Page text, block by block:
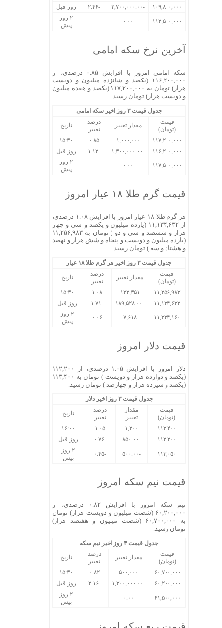
۱۰۹,۸۰۰,۰۰۰
-۲,۷۰۰,۰۰۰.۰۰ -۲.۴۶ روز قبل
۱۱۲,۵۰۰,۰۰۰ ۰.۰۰
۲ روز
پیش
آخرین نرخ سکه امامی
سکه امامی امروز با افزایش ۰.۸۵ درصدی، از
۱۱۶,۲۰۰,۰۰۰ (یکصد و شانزده میلیون و دویست
هزار) تومان به ۱۱۷,۲۰۰,۰۰۰ (یکصد و هفده میلیون
و دویست هزار) تومان رسید.
جدول قیمت ۳ روز اخیر سکه امامی
قیمت
(تومان)
مقدار تغییر
درصد
تغییر
تاریخ
۱۱۷,۲۰۰,۰۰۰ ۱,۰۰۰,۰۰۰ ۰.۸۵
۱۵:۳۰
۱۱۶,۲۰۰,۰۰۰
-۱,۳۰۰,۰۰۰.۰۰ -۱.۱۲ روز قبل
۱۱۷,۵۰۰,۰۰۰ ۰.۰۰
۲ روز
پیش
قیمت گرم طلا ۱۸ عیار امروز
هر گرم طلا ۱۸ عیار امروز با افزایش ۱.۰۸ درصدی،
از ۱۱,۱۳۴,۶۳۲ (یازده میلیون و یکصد و سی و چهار
هزار و ششصد و سی و دو ) تومان به ۱۱,۲۵۶,۹۸۳
(یازده میلیون و دویست و پنجاه و شش هزار و نهصد
و هشتاد و سه ) تومان رسید.
جدول قیمت ۳ روز اخیر هر گرم طلا ۱۸ عیار
قیمت
(تومان)
مقدار تغییر
درصد
تغییر
تاریخ
۱۱,۲۵۶,۹۸۳ ۱۲۲,۳۵۱ ۱.۰۸
۱۵:۳۰
۱۱,۱۳۴,۶۳۲
-۱۸۹,۵۲۸.۰۰ -۱.۷۱ روز قبل
۱۱,۳۲۴,۱۶۰ ۷,۶۱۸ ۰.۰۶
۲ روز
پیش
قیمت دلار امروز
دلار امروز با افزایش ۱.۰۵ درصدی، از ۱۱۲,۲۰۰
(یکصد و دوازده هزار و دویست ) تومان به ۱۱۳,۴۰۰
(یکصد و سیزده هزار و چهارصد ) تومان رسید.
جدول قیمت ۳ روز اخیر دلار
قیمت
(تومان)
مقدار
تغییر
درصد
تغییر
تاریخ
۱۱۳,۴۰۰ ۱,۲۰۰ ۱.۰۵
۱۶:۰۰
۱۱۲,۲۰۰
-۸۵۰.۰۰ -۰.۷۶ روز قبل
۱۱۳,۰۵۰ -۵۰۰.۰۰ -۰.۴۵
۲ روز
پیش
قیمت نیم سکه امروز
نیم سکه امروز با افزایش ۰.۸۲ درصدی، از
۶۰,۲۰۰,۰۰۰ (شصت میلیون و دویست هزار) تومان
به ۶۰,۷۰۰,۰۰۰ (شصت میلیون و هفتصد هزار)
تومان رسید.
جدول قیمت ۳ روز اخیر نیم سکه
قیمت
(تومان)
مقدار تغییر
درصد
تغییر
تاریخ
۶۰,۷۰۰,۰۰۰ ۵۰۰,۰۰۰ ۰.۸۲
۱۵:۳۰
۶۰,۲۰۰,۰۰۰
-۱,۳۰۰,۰۰۰.۰۰ -۲.۱۶ روز قبل
۶۱,۵۰۰,۰۰۰ ۰.۰۰
۲ روز
پیش